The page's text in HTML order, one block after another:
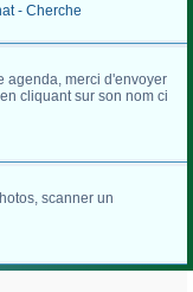
- Cherche
agenda, merci d'envoyer
cliquant sur son nom ci
scanner un